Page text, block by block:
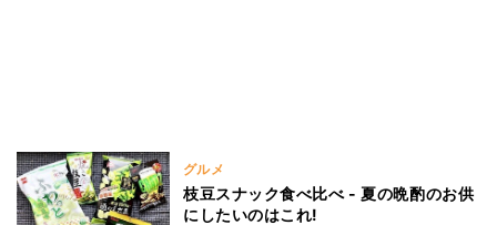
グルメ
枝豆スナック食べ比べ - 夏の晩酌のお供
にしたいのはこれ!